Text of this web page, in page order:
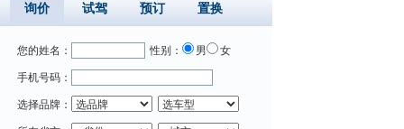
询价 试驾 预订 置换
您的姓名： 性别： 男 女
手机号码：
选择品牌：